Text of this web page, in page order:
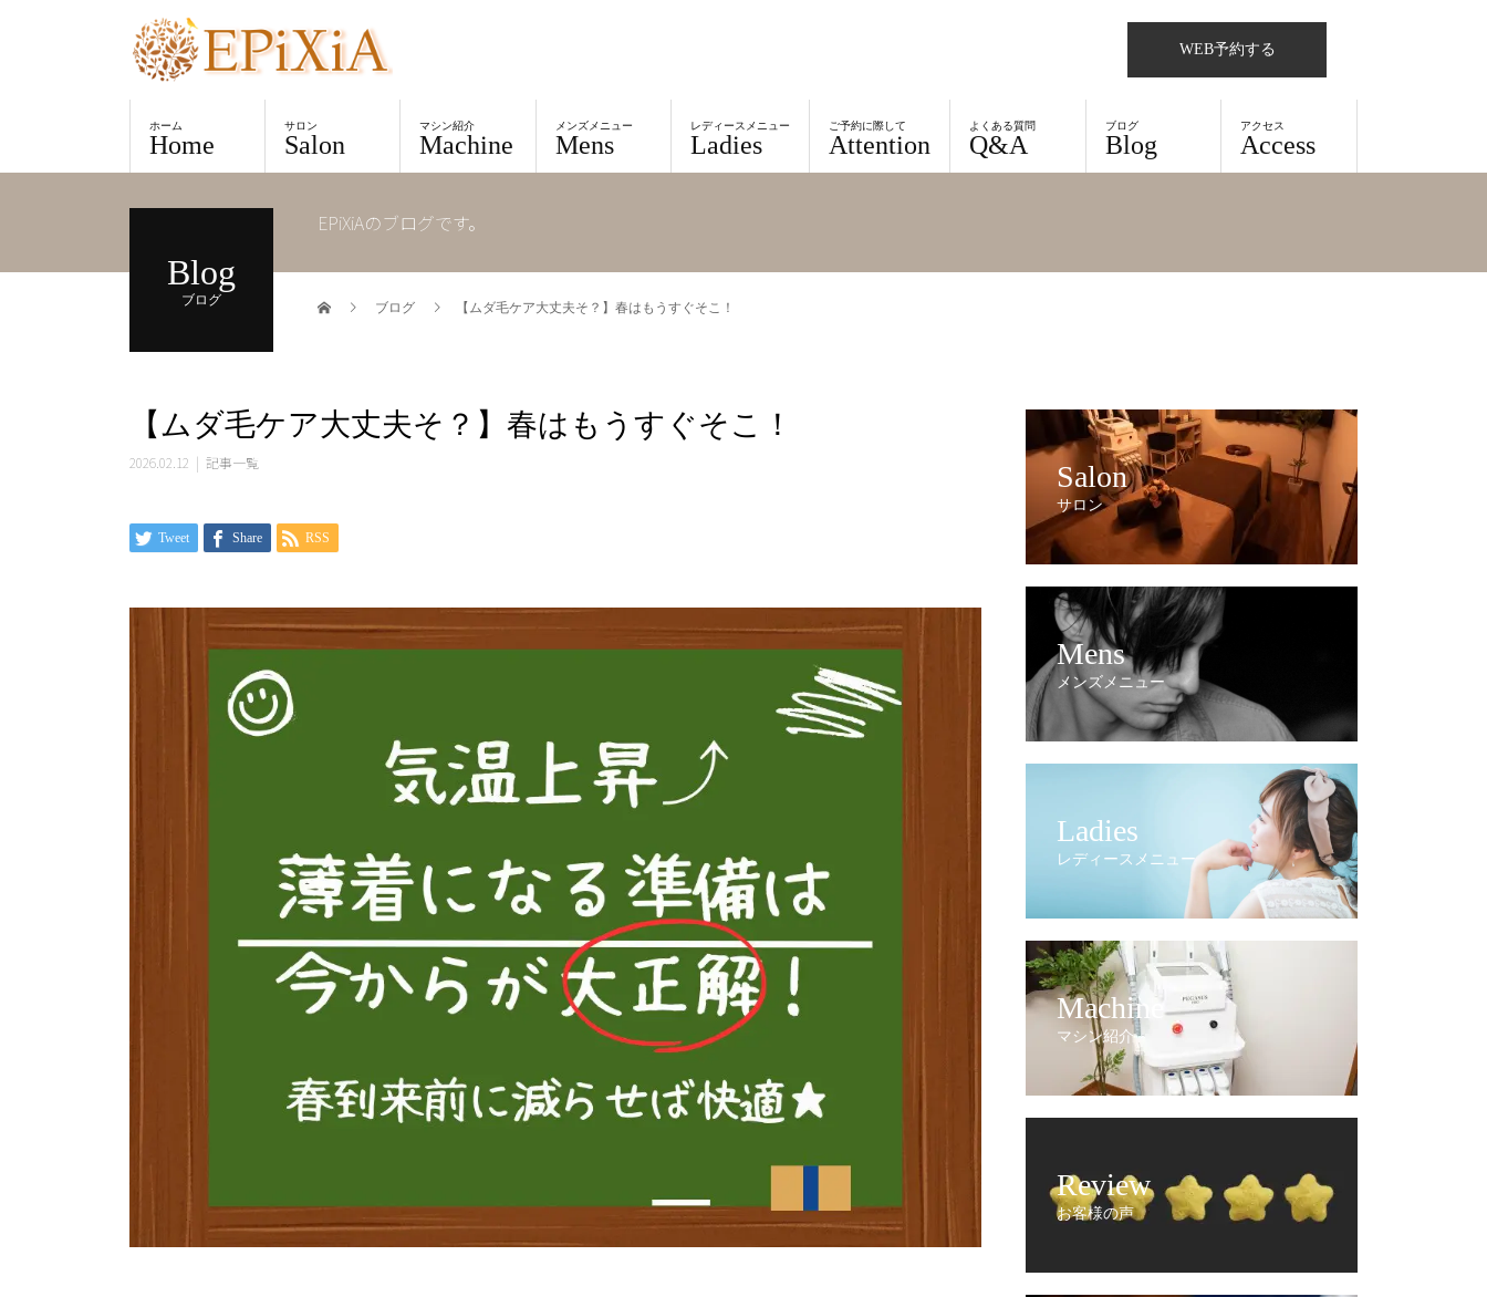
WEB予約する
ホーム
Home
サロン
Salon
マシン紹介
Machine
メンズメニュー
Mens
レディースメニュー
Ladies
ご予約に際して
Attention
よくある質問
Q&A
ブログ
Blog
アクセス
Access
Blog
ブログ
EPiXiAのブログです。
ブログ 【ムダ毛ケア大丈夫そ？】春はもうすぐそこ！
【ムダ毛ケア大丈夫そ？】春はもうすぐそこ！
2026.02.12 記事一覧
Tweet Share RSS
Salon
サロン
Mens
メンズメニュー
Ladies
レディースメニュー
Machine
マシン紹介
Review
お客様の声